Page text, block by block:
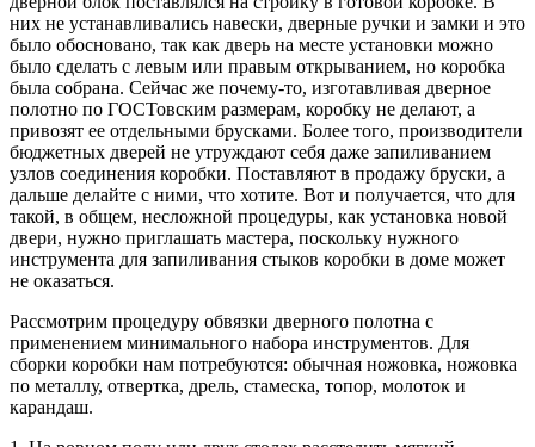
них не устанавливались навески, дверные ручки и замки и это
было обосновано, так как дверь на месте установки можно
было сделать с левым или правым открыванием, но коробка
была собрана. Сейчас же почему-то, изготавливая дверное
полотно по ГОСТовским размерам, коробку не делают, а
привозят ее отдельными брусками. Более того, производители
бюджетных дверей не утруждают себя даже запиливанием
узлов соединения коробки. Поставляют в продажу бруски, а
дальше делайте с ними, что хотите. Вот и получается, что для
такой, в общем, несложной процедуры, как установка новой
двери, нужно приглашать мастера, поскольку нужного
инструмента для запиливания стыков коробки в доме может
не оказаться.
Рассмотрим процедуру обвязки дверного полотна с
применением минимального набора инструментов. Для
сборки коробки нам потребуются: обычная ножовка, ножовка
по металлу, отвертка, дрель, стамеска, топор, молоток и
карандаш.